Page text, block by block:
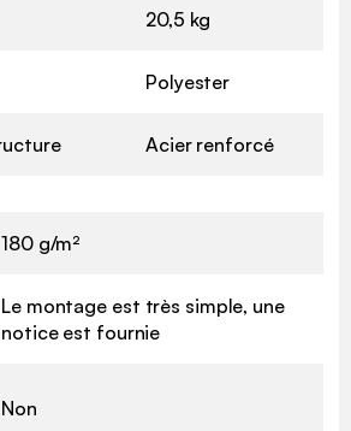
20,5 kg
Polyester
Acier renforcé
180 g/m²
Le montage est très simple, une
notice est fournie
Non